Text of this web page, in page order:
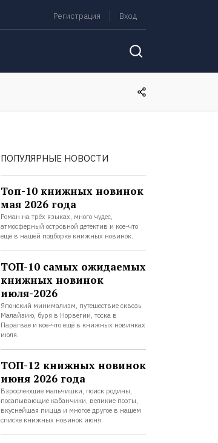
Регистрация Вход
ПОПУЛЯРНЫЕ НОВОСТИ
Топ-10 книжных новинок
мая 2026 года
Роман на трёх языках, много чудес,
атмосферный островной детектив и кое-что
ещё в нашей подборке книжных новинок.
ТОП-10 самых ожидаемых
книжных новинок
июля-2026
Японский минимализм, путешествие сквозь
Малайзию, буря в Норвегии, тоска в
Парагвае и кое-что ещё в книжных новинках
июля.
ТОП-12 книжных новинок
июня 2026 года
Взрослеющие мальчишки, поиск родины,
посапывающие кабанчики, великие поэты,
вкуснейшая пицца и многое другое в нашем
списке книжных новинок июня.